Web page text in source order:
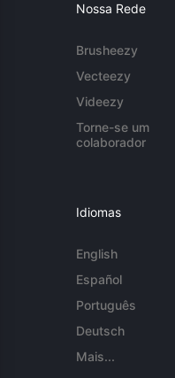
Nossa Rede
Brusheezy
Vecteezy
Videezy
Torne-se um
colaborador
Idiomas
English
Español
Português
Deutsch
Mais...